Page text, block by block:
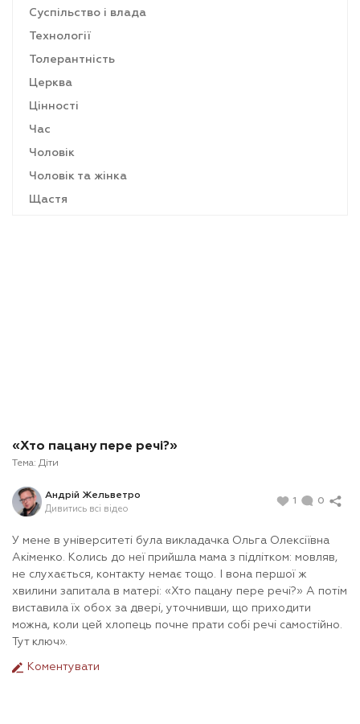
Суспільство і влада
Технології
Толерантність
Церква
Цінності
Час
Чоловік
Чоловік та жінка
Щастя
«Хто пацану пере речі?»
Тема: Діти
Андрій Жельветро
Дивитись всі відео
1 0
У мене в університеті була викладачка Ольга Олексіївна
Акіменко. Колись до неї прийшла мама з підлітком: мовляв,
не слухається, контакту немає тощо. І вона першої ж
хвилини запитала в матері: «Хто пацану пере речі?» А потім
виставила їх обох за двері, уточнивши, що приходити
можна, коли цей хлопець почне прати собі речі самостійно.
Тут ключ».
Коментувати